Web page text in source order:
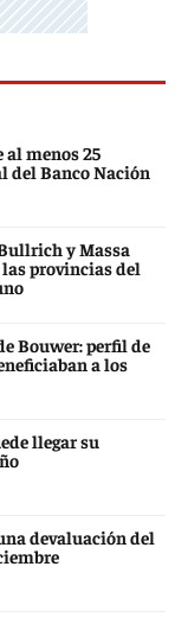
al menos 25
del Banco Nación
y Massa
provincias del
Bouwer: perfil de
a los
llegar su
devaluación del